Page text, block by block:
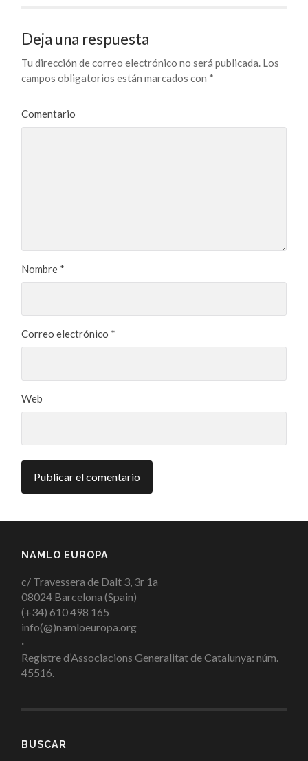
Deja una respuesta
Tu dirección de correo electrónico no será publicada. Los
campos obligatorios están marcados con *
Comentario
Nombre *
Correo electrónico *
Web
NAMLO EUROPA
c/ Travessera de Dalt 3, 3r 1a
08024 Barcelona (Spain)
(+34) 610 498 165
info(@)namloeuropa.org
·
Registre d’Associacions Generalitat de Catalunya: núm.
45516.
BUSCAR